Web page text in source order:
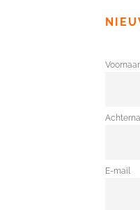
E-mail